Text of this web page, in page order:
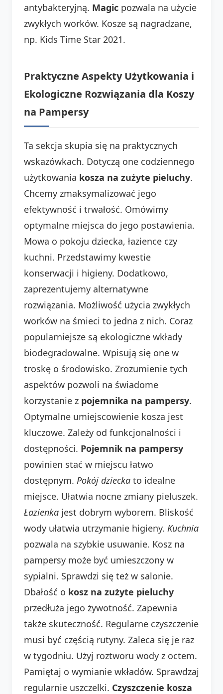
antybakteryjną. Magic pozwala na użycie
zwykłych worków. Kosze są nagradzane,
np. Kids Time Star 2021.
Praktyczne Aspekty Użytkowania i
Ekologiczne Rozwiązania dla Koszy
na Pampersy
Ta sekcja skupia się na praktycznych
wskazówkach. Dotyczą one codziennego
użytkowania kosza na zużyte pieluchy.
Chcemy zmaksymalizować jego
efektywność i trwałość. Omówimy
optymalne miejsca do jego postawienia.
Mowa o pokoju dziecka, łazience czy
kuchni. Przedstawimy kwestie
konserwacji i higieny. Dodatkowo,
zaprezentujemy alternatywne
rozwiązania. Możliwość użycia zwykłych
worków na śmieci to jedna z nich. Coraz
popularniejsze są ekologiczne wkłady
biodegradowalne. Wpisują się one w
troskę o środowisko. Zrozumienie tych
aspektów pozwoli na świadome
korzystanie z pojemnika na pampersy.
Optymalne umiejscowienie kosza jest
kluczowe. Zależy od funkcjonalności i
dostępności. Pojemnik na pampersy
powinien stać w miejscu łatwo
dostępnym. Pokój dziecka to idealne
miejsce. Ułatwia nocne zmiany pieluszek.
Łazienka jest dobrym wyborem. Bliskość
wody ułatwia utrzymanie higieny. Kuchnia
pozwala na szybkie usuwanie. Kosz na
pampersy może być umieszczony w
sypialni. Sprawdzi się też w salonie.
Dbałość o kosz na zużyte pieluchy
przedłuża jego żywotność. Zapewnia
także skuteczność. Regularne czyszczenie
musi być częścią rutyny. Zaleca się je raz
w tygodniu. Użyj roztworu wody z octem.
Pamiętaj o wymianie wkładów. Sprawdzaj
regularnie uszczelki. Czyszczenie kosza